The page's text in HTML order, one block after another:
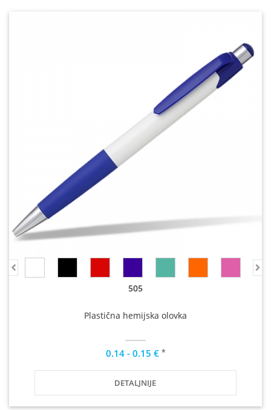
505
Plastična hemijska olovka
0.14 - 0.15 € *
DETALJNIJE